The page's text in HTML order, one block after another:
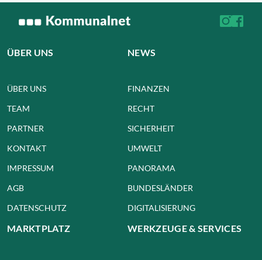
ÜBER UNS
ÜBER UNS
TEAM
PARTNER
KONTAKT
IMPRESSUM
AGB
DATENSCHUTZ
NEWS
FINANZEN
RECHT
SICHERHEIT
UMWELT
PANORAMA
BUNDESLÄNDER
DIGITALISIERUNG
MARKTPLATZ WERKZEUGE & SERVICES